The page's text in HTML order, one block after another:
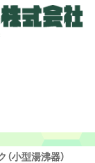
小型湯沸器）